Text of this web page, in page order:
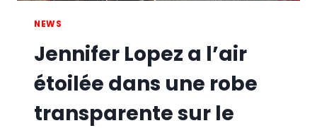
STORY”
LOS
NEWS
Jennifer Lopez a l’air
étoilée dans une robe
transparente sur le